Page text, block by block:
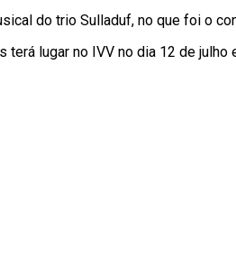
do trio Sulladuf, no que foi o
terá lugar no IVV no dia 12 de